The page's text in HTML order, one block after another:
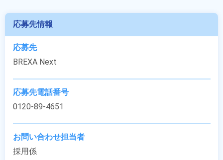
応募先情報
応募先
BREXA Next
応募先電話番号
0120-89-4651
お問い合わせ担当者
採用係